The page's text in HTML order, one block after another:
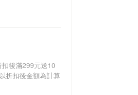
後滿299元送10
折扣後金額為計算